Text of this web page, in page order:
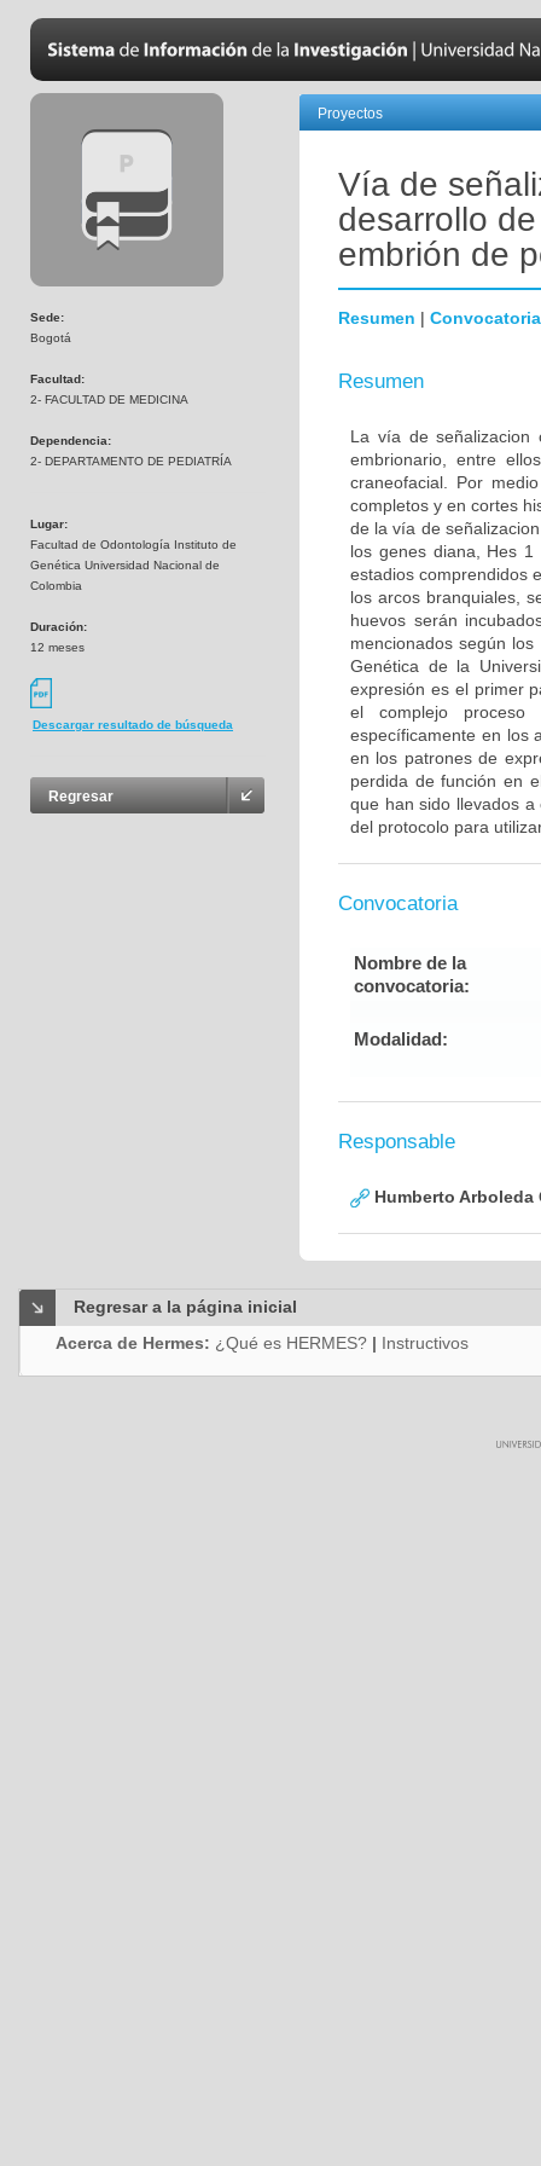
Sede:
Bogotá
Facultad:
2- FACULTAD DE MEDICINA
Dependencia:
2- DEPARTAMENTO DE PEDIATRÍA
Lugar:
Facultad de Odontología Instituto de
Genética Universidad Nacional de
Colombia
Duración:
12 meses
Descargar resultado de búsqueda
Regresar
Proyectos
Vía de
desarrollo
embrión de
Resumen | Convocatoria
Resumen
La vía de señalizacion
embrionario, entre
craneofacial. Por
completos y en cortes
de la vía de
los genes diana, Hes
estadios comprendidos
los arcos branquiales,
huevos serán
mencionados según
Genética de la
expresión es el primer
el complejo proceso
específicamente en los
en los patrones de
perdida de función en
que han sido llevados
del protocolo para
Convocatoria
Nombre de la
convocatoria:
Modalidad:
Responsable
Humberto Arboleda
Regresar a la página inicial
Acerca de Hermes: ¿Qué es HERMES? | Instructivos